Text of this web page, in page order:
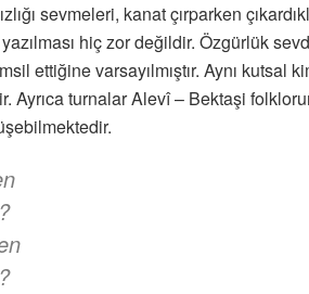
sevmeleri, kanat çırparken
hiç zor değildir. Özgürlük
ettiğine varsayılmıştır. Aynı kutsal
Ayrıca turnalar Alevî – Bektaşi